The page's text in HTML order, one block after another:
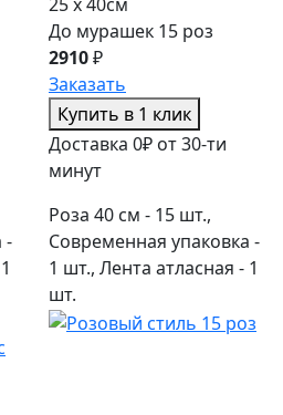
-
До мурашек 15 роз
2910₽
Заказать
Купить в 1 клик
Доставка 0₽ от 30-ти
минут
Роза 40 см - 15 шт.,
Современная упаковка -
1 шт., Лента атласная - 1
шт.